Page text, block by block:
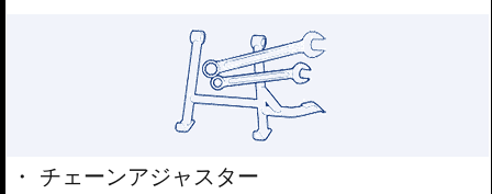
チェーンアジャスター